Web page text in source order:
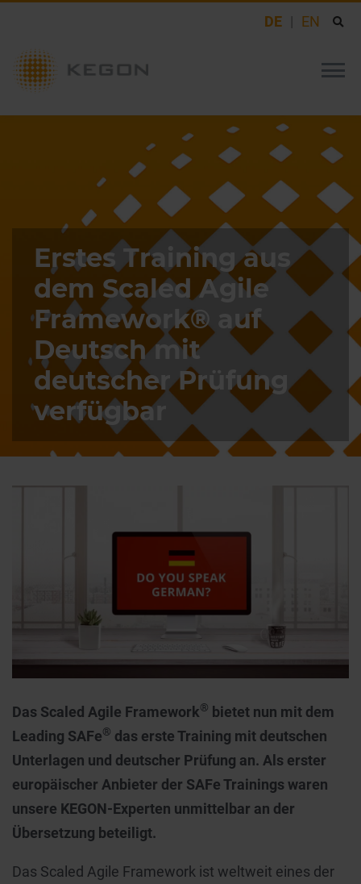
DE EN
Erstes Training aus
dem Scaled Agile
Framework® auf
Deutsch mit
deutscher Prüfung
verfügbar
Das Scaled Agile Framework® bietet nun mit dem
Leading SAFe® das erste Training mit deutschen
Unterlagen und deutscher Prüfung an. Als erster
europäischer Anbieter der SAFe Trainings waren
unsere KEGON-Experten unmittelbar an der
Übersetzung beteiligt.
Das Scaled Agile Framework ist weltweit eines der